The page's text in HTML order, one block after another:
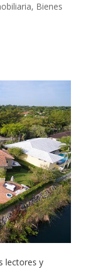
, Bienes
lectores y